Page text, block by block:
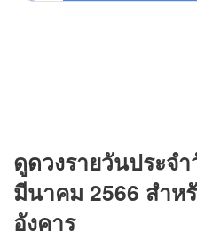
ดูดวงรายวันประจ
มีนาคม 2566 สำห
อังคาร